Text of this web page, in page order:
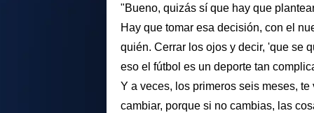
"Bueno, quizás sí que hay que
Hay que tomar esa decisión, con el
quién. Cerrar los ojos y decir, 'que se
eso el fútbol es un deporte tan
Y a veces, los primeros seis meses,
cambiar, porque si no cambias, las